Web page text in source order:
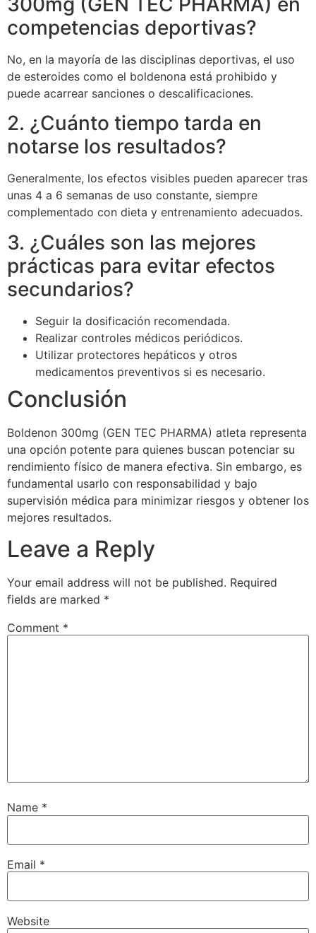
competencias deportivas?
No, en la mayoría de las disciplinas deportivas, el uso
de esteroides como el boldenona está prohibido y
puede acarrear sanciones o descalificaciones.
2. ¿Cuánto tiempo tarda en
notarse los resultados?
Generalmente, los efectos visibles pueden aparecer tras
unas 4 a 6 semanas de uso constante, siempre
complementado con dieta y entrenamiento adecuados.
3. ¿Cuáles son las mejores
prácticas para evitar efectos
secundarios?
Seguir la dosificación recomendada.
Realizar controles médicos periódicos.
Utilizar protectores hepáticos y otros
medicamentos preventivos si es necesario.
Conclusión
Boldenon 300mg (GEN TEC PHARMA) atleta representa
una opción potente para quienes buscan potenciar su
rendimiento físico de manera efectiva. Sin embargo, es
fundamental usarlo con responsabilidad y bajo
supervisión médica para minimizar riesgos y obtener los
mejores resultados.
Leave a Reply
Your email address will not be published. Required
fields are marked *
Comment *
Name *
Email *
Website